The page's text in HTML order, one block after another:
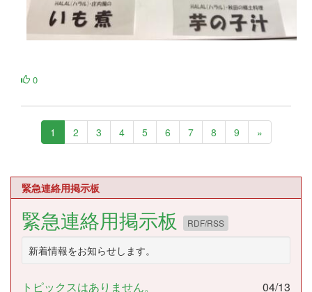
0
1 2 3 4 5 6 7 8 9 »
緊急連絡用掲示板
緊急連絡用掲示板 RDF/RSS
新着情報をお知らせします。
トピックスはありません。 04/13